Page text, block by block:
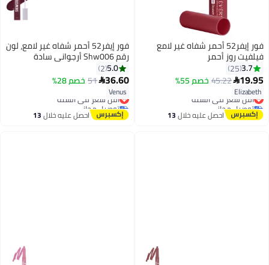
6
فور إيفر52 أحمر شفاه غير لامع
فيلفيت روز أحمر
3.7
25
19.95
45.22خصم 55%
Elizabeth
أقل سعر في السنة
توصيل مجاني
أقل سعر في السنة
احصل عليه خلال13
فور إيفر52 أحمر شفاه غير لامع، لون
رقم Shw006 أرجواني سادة
5.0
2
36.60
51 خصم 28%
Venus
أقل سعر في السنة
توصيل مجاني
أقل سعر في السنة
احصل عليه خلال13